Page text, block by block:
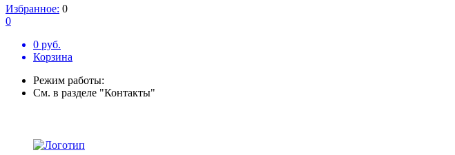
Избранное: 0
0
0 руб.
Корзина
Режим работы:
См. в разделе "Контакты"